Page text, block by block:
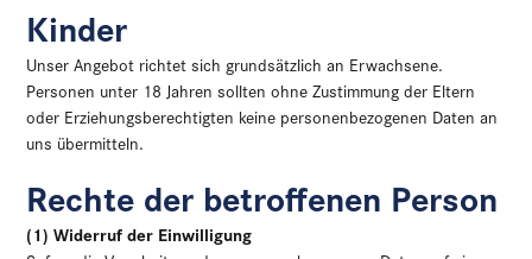
Kinder
Unser Angebot richtet sich grundsätzlich an Erwachsene.
Personen unter 18 Jahren sollten ohne Zustimmung der Eltern
oder Erziehungsberechtigten keine personenbezogenen Daten an
uns übermitteln.
Rechte der betroffenen Person
(1) Widerruf der Einwilligung